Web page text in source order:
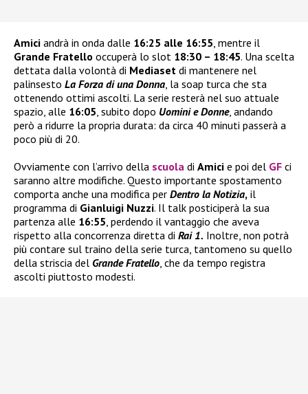
Amici andrà in onda dalle 16:25 alle 16:55, mentre il
Grande Fratello occuperà lo slot 18:30 – 18:45. Una scelta
dettata dalla volontà di Mediaset di mantenere nel
palinsesto La Forza di una Donna, la soap turca che sta
ottenendo ottimi ascolti. La serie resterà nel suo attuale
spazio, alle 16:05, subito dopo Uomini e Donne, andando
però a ridurre la propria durata: da circa 40 minuti passerà a
poco più di 20.
Ovviamente con l’arrivo della scuola di Amici e poi del GF ci
saranno altre modifiche. Questo importante spostamento
comporta anche una modifica per Dentro la Notizia, il
programma di Gianluigi Nuzzi. Il talk posticiperà la sua
partenza alle 16:55, perdendo il vantaggio che aveva
rispetto alla concorrenza diretta di Rai 1. Inoltre, non potrà
più contare sul traino della serie turca, tantomeno su quello
della striscia del Grande Fratello, che da tempo registra
ascolti piuttosto modesti.